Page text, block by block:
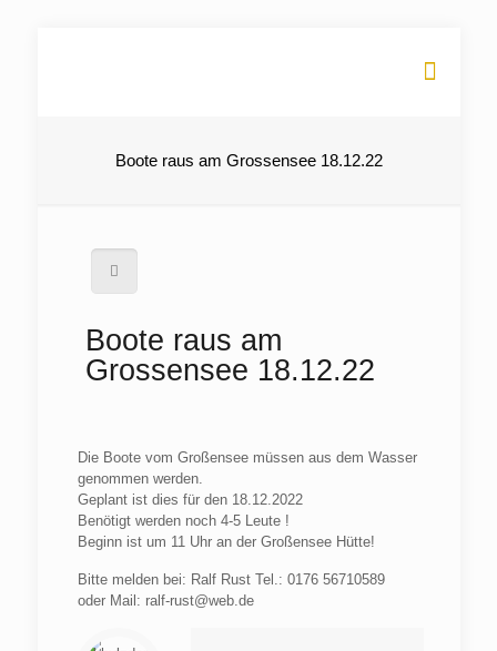
Boote raus am Grossensee 18.12.22
Boote raus am
Grossensee 18.12.22
Die Boote vom Großensee müssen aus dem Wasser
genommen werden.
Geplant ist dies für den 18.12.2022
Benötigt werden noch 4-5 Leute !
Beginn ist um 11 Uhr an der Großensee Hütte!
Bitte melden bei: Ralf Rust Tel.: 0176 56710589
oder Mail: ralf-rust@web.de